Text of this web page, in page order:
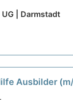
UG | Darmstadt
Ausbilder